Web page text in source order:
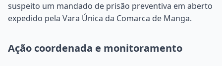
suspeito um mandado de prisão preventiva em aberto
expedido pela Vara Única da Comarca de Manga.
Ação coordenada e monitoramento